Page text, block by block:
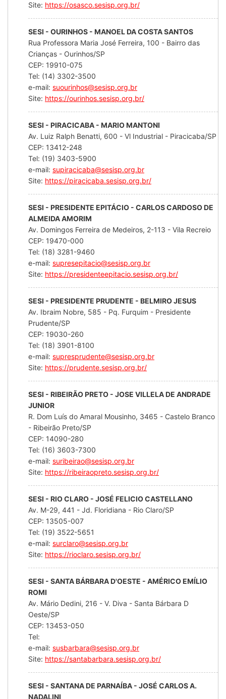
Site: https://osasco.sesisp.org.br/
SESI - OURINHOS - MANOEL DA COSTA SANTOS
Rua Professora Maria José Ferreira, 100 - Bairro das
Crianças - Ourinhos/SP
CEP: 19910-075
Tel: (14) 3302-3500
e-mail: suourinhos@sesisp.org.br
Site: https://ourinhos.sesisp.org.br/
SESI - PIRACICABA - MARIO MANTONI
Av. Luiz Ralph Benatti, 600 - Vl Industrial - Piracicaba/SP
CEP: 13412-248
Tel: (19) 3403-5900
e-mail: supiracicaba@sesisp.org.br
Site: https://piracicaba.sesisp.org.br/
SESI - PRESIDENTE EPITÁCIO - CARLOS CARDOSO DE
ALMEIDA AMORIM
Av. Domingos Ferreira de Medeiros, 2-113 - Vila Recreio
CEP: 19470-000
Tel: (18) 3281-9460
e-mail: supresepitacio@sesisp.org.br
Site: https://presidenteepitacio.sesisp.org.br/
SESI - PRESIDENTE PRUDENTE - BELMIRO JESUS
Av. Ibraim Nobre, 585 - Pq. Furquim - Presidente
Prudente/SP
CEP: 19030-260
Tel: (18) 3901-8100
e-mail: supresprudente@sesisp.org.br
Site: https://prudente.sesisp.org.br/
SESI - RIBEIRÃO PRETO - JOSE VILLELA DE ANDRADE
JUNIOR
R. Dom Luís do Amaral Mousinho, 3465 - Castelo Branco
- Ribeirão Preto/SP
CEP: 14090-280
Tel: (16) 3603-7300
e-mail: suribeirao@sesisp.org.br
Site: https://ribeiraopreto.sesisp.org.br/
SESI - RIO CLARO - JOSÉ FELICIO CASTELLANO
Av. M-29, 441 - Jd. Floridiana - Rio Claro/SP
CEP: 13505-007
Tel: (19) 3522-5651
e-mail: surclaro@sesisp.org.br
Site: https://rioclaro.sesisp.org.br/
SESI - SANTA BÁRBARA D'OESTE - AMÉRICO EMÍLIO
ROMI
Av. Mário Dedini, 216 - V. Diva - Santa Bárbara D
Oeste/SP
CEP: 13453-050
Tel:
e-mail: susbarbara@sesisp.org.br
Site: https://santabarbara.sesisp.org.br/
SESI - SANTANA DE PARNAÍBA - JOSÉ CARLOS A.
NADALINI